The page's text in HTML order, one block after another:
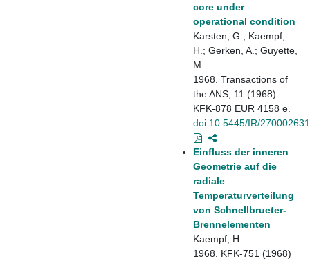
core under
operational condition
Karsten, G.; Kaempf,
H.; Gerken, A.; Guyette,
M.
1968. Transactions of
the ANS, 11 (1968)
KFK-878 EUR 4158 e.
doi:10.5445/IR/270002631
Einfluss der inneren
Geometrie auf die
radiale
Temperaturverteilung
von Schnellbrueter-
Brennelementen
Kaempf, H.
1968. KFK-751 (1968)